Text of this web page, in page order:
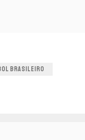
BRASILEIRO